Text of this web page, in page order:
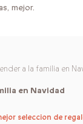
mejor.
a la familia en
en Navidad
seleccion de